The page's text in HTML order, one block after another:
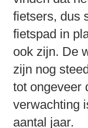
fietsers, dus
fietspad in
ook zijn. De
zijn nog
tot ongeveer
verwachting
aantal jaar.